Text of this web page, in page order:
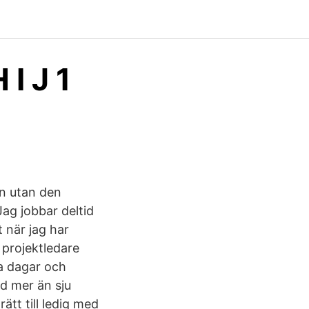
I J 1
utan den
jobbar deltid
när jag har
dagar och
mer än sju
till ledig med